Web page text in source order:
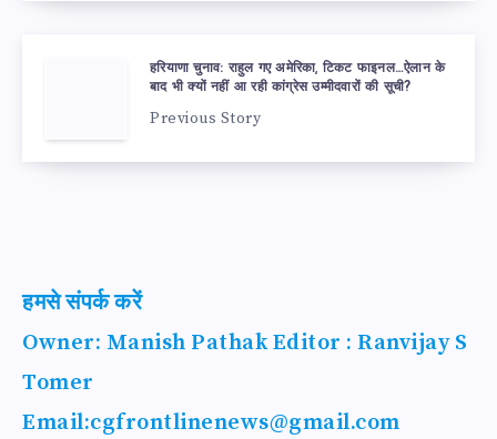
हरियाणा चुनाव: राहुल गए अमेरिका, टिकट फाइनल…ऐलान के
बाद भी क्यों नहीं आ रही कांग्रेस उम्मीदवारों की सूची?
Previous Story
हमसे संपर्क करें
Owner: Manish Pathak Editor : Ranvijay S
Tomer
Email:cgfrontlinenews@gmail.com